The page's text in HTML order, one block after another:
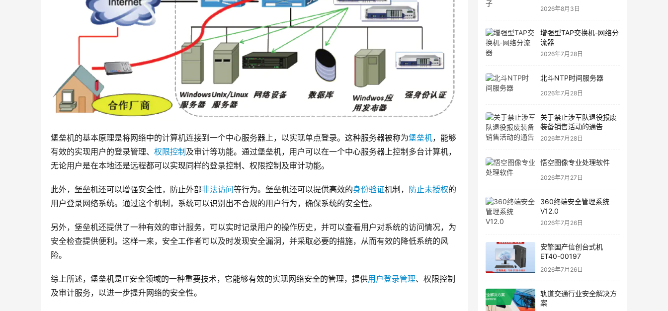
堡垒机的基本原理是将网络中的计算机连接到一个中心服务器上，以实现单点登录。这种服务器被称为堡垒机，能够
有效的实现用户的登录管理、 权限控制 及审计等功能。通过堡垒机，用户可以在一个中心服务器上控制多台计算机，
无论用户是在本地还是远程都可以实现同样的登录控制、权限控制及审计功能。
此外，堡垒机还可以增强安全性，防止外部非法访问等行为。堡垒机还可以提供高效的身份验证机制， 防止未授权的
用户登录网络系统。通过这个机制，系统可以识别出不合规的用户行为，确保系统的安全性。
另外，堡垒机还提供了一种有效的审计服务，可以实时记录用户的操作历史，并可以查看用户对系统的访问情况，为
安全检查提供便利。这样一来，安全工作者可以及时发现安全漏洞，并采取必要的措施，从而有效的降低系统的风
险。
综上所述，堡垒机是IT安全领域的一种重要技术，它能够有效的实现网络安全的管理，提供用户登录管理、权限控制
及审计服务，以进一步提升网络的安全性。
2026年8月3日
增强型TAP交换机-网络分
流器
2026年7月28日
北斗NTP时间服务器
2026年7月28日
关于禁止涉军队退役报废
装备销售活动的通告
2026年7月28日
悟空图像专业处理软件
2026年7月27日
360终端安全管理系统
V12.0
2026年7月26日
安擎国产信创台式机
ET40-00197
2026年7月26日
轨道交通行业安全解决方
案